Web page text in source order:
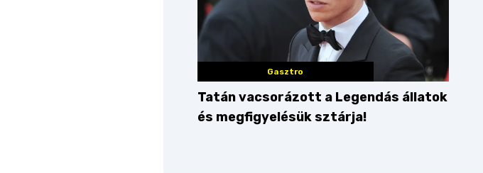
Gasztro
Tatán vacsorázott a Legendás állatok
és megfigyelésük sztárja!